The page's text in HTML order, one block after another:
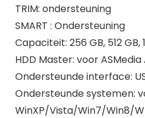
TRIM: ondersteuning
SMART : Ondersteuning
Capaciteit: 256 GB, 512
HDD Master: voor ASMedia
Ondersteunde interface:
Ondersteunde systemen:
WinXP/Vista/Win7/Win8/